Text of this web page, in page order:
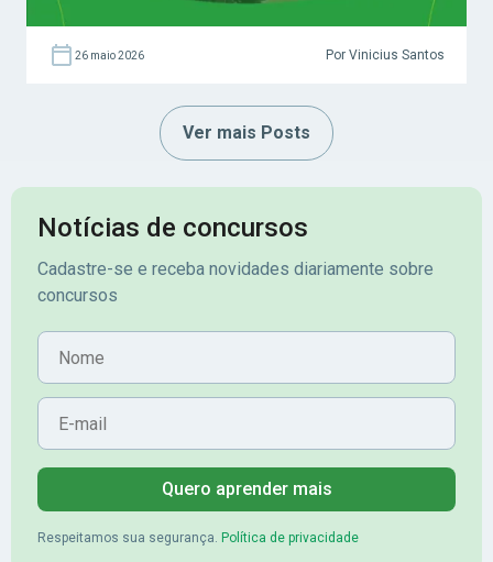
26 maio 2026 Por Vinicius Santos
Ver mais Posts
Notícias de concursos
Cadastre-se e receba novidades diariamente sobre
concursos
Nome
E-mail
Quero aprender mais
Respeitamos sua segurança. Política de privacidade